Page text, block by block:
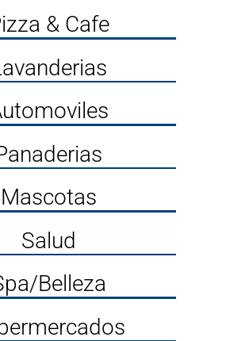
& Cafe
Mascotas
Salud
Belleza